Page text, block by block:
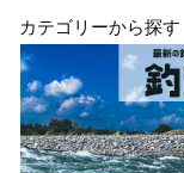
カテゴリーから探す